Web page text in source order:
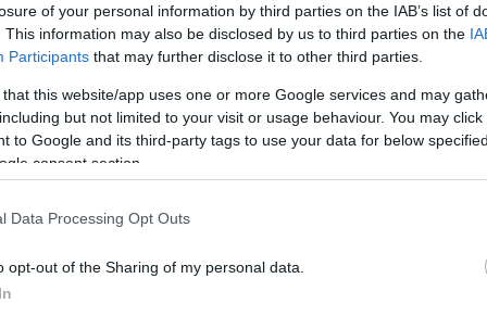
of your personal information by third parties on the IAB’s list of
This information may also be disclosed by us to third parties on the
Participants that may further disclose it to other third parties.
that this website/app uses one or more Google services and may
but not limited to your visit or usage behaviour. You may
to Google and its third-party tags to use your data for below
consent section.
Data Processing Opt Outs
opt-out of the Sharing of my personal data.
να συνεναίσουν τουλάχιστον για τα
αγωνιούν, αλλά ουδείς είχε την ανθρωπιά να
του.